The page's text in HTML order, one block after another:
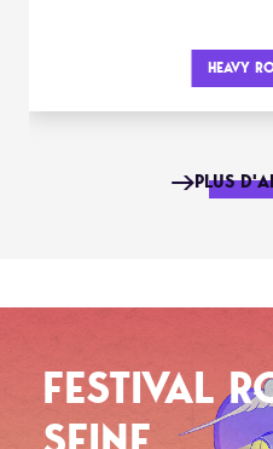
HEAVY
PLUS
FESTIVAL